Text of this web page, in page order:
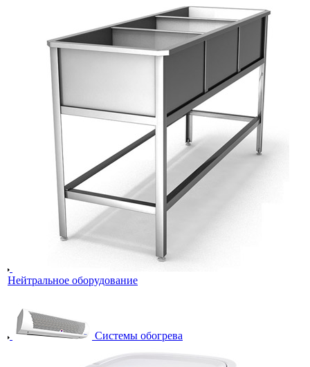
Нейтральное оборудование
Системы обогрева